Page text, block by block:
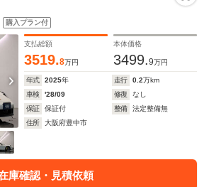
購入プラン付
支払総額
3519.8万円
本体価格
3499.9万円
年式 2025年 走行 0.2万km
車検
'28/09 修復
なし
保証
保証付 整備
法定整備無
住所
大阪府豊中市
庫確認・見積依頼